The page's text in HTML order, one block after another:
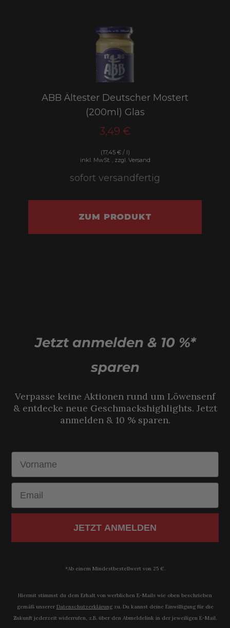
ABB Ältester Deutscher Mostert
(200ml) Glas
3,49 €
(17,45 € / l)
inkl. MwSt. , zzgl. Versand
sofort versandfertig
ZUM PRODUKT
Jetzt anmelden & 10 %*
sparen
Verpasse keine Aktionen rund um Löwensenf
& entdecke neue Geschmackshighlights. Jetzt
anmelden & 10 % sparen.
Vorname
Email
JETZT ANMELDEN
*Ab einem Mindestbestellwert von 25 €.
Hiermit stimmst du dem Erhalt von werblichen E-Mails wie oben beschrieben
gemäß unserer Datenschutzerklärung​zu. Du kannst deine Einwilligung für die
Zukunft jederzeit widerrufen, z.B. über den Abmeldelink in der jeweiligen E-Mail.